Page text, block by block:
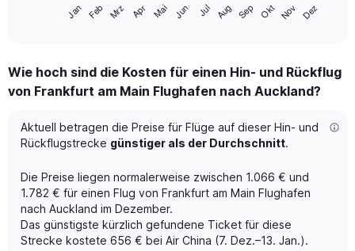
Range:
12
The
chart
has
Y
axis
displaying
values.
Range:
Jan Feb Mrz Apr Mai Jun Jul Aug Sep Okt Nov Dez
Wie hoch sind die Kosten für einen Hin- und Rückflug
von Frankfurt am Main Flughafen nach Auckland?
Aktuell betragen die Preise für Flüge auf dieser Hin- und
Rückflugstrecke günstiger als der Durchschnitt.
Die Preise liegen normalerweise zwischen 1.066 € und
1.782 € für einen Flug von Frankfurt am Main Flughafen
nach Auckland im Dezember.
Das günstigste kürzlich gefundene Ticket für diese
Strecke kostete 656 € bei Air China (7. Dez.–13. Jan.).